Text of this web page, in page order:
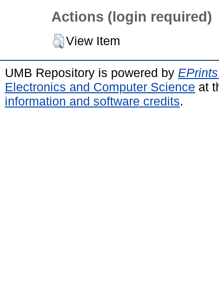
Actions (login required)
View Item
UMB Repository is powered by
Electronics and Computer Science at
information and software credits.